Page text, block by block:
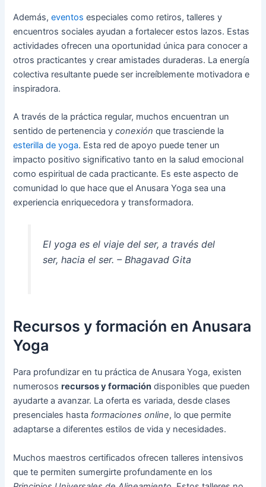
Además,eventos especiales como retiros, talleres y
encuentros sociales ayudan a fortalecer estos lazos. Estas
actividades ofrecen una oportunidad única para conocer a
otros practicantes y crear amistades duraderas. La energía
colectiva resultante puede ser increíblemente motivadora e
inspiradora.
A través de la práctica regular, muchos encuentran un
sentido de pertenencia yconexión que trasciende la
esterilla de yoga. Esta red de apoyo puede tener un
impacto positivo significativo tanto en la salud emocional
como espiritual de cada practicante. Es este aspecto de
comunidad lo que hace que el Anusara Yoga sea una
experiencia enriquecedora y transformadora.
El yoga es el viaje del ser, a través del
ser, hacia el ser. – Bhagavad Gita
Recursos y formación en Anusara
Yoga
Para profundizar en tu práctica de Anusara Yoga, existen
numerososrecursos y formación disponibles que pueden
ayudarte a avanzar. La oferta es variada, desde clases
presenciales hasta formaciones online, lo que permite
adaptarse a diferentes estilos de vida y necesidades.
Muchos maestros certificados ofrecen talleres intensivos
que te permiten sumergirte profundamente en los